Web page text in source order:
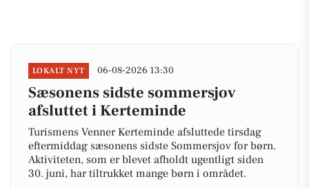
LOKALT NYT 06-08-2026 13:30
Sæsonens sidste sommersjov
afsluttet i Kerteminde
Turismens Venner Kerteminde afsluttede tirsdag
eftermiddag sæsonens sidste Sommersjov for børn.
Aktiviteten, som er blevet afholdt ugentligt siden
30. juni, har tiltrukket mange børn i området.